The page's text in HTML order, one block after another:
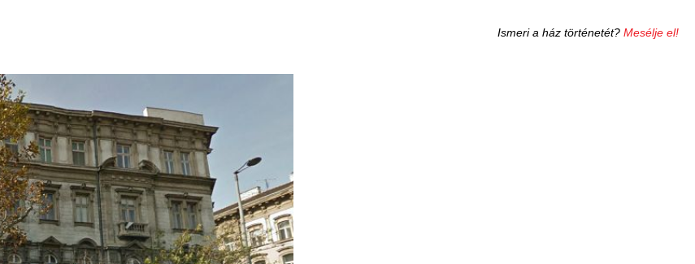
Ismeri a ház történetét? Mesélje el!